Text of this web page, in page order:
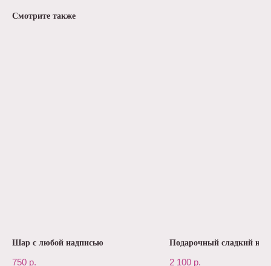
Смотрите также
Шар с любой надписью
750 р.
Подарочный сладкий
2 100 р.